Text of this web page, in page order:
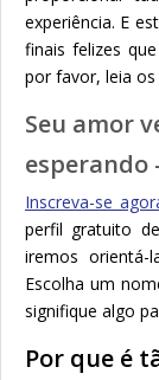
experiência. E
finais felizes
por favor, leia
Seu amor
esperando
Inscreva-se
perfil gratuito
iremos orientá-
Escolha um
signifique algo
Por que é